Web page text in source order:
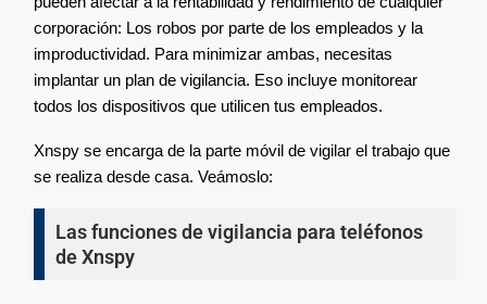
corporación: Los robos por parte de los empleados y la
improductividad. Para minimizar ambas, necesitas
implantar un plan de vigilancia. Eso incluye monitorear
todos los dispositivos que utilicen tus empleados.
Xnspy se encarga de la parte móvil de vigilar el trabajo que
se realiza desde casa. Veámoslo:
Las funciones de vigilancia para teléfonos
de Xnspy